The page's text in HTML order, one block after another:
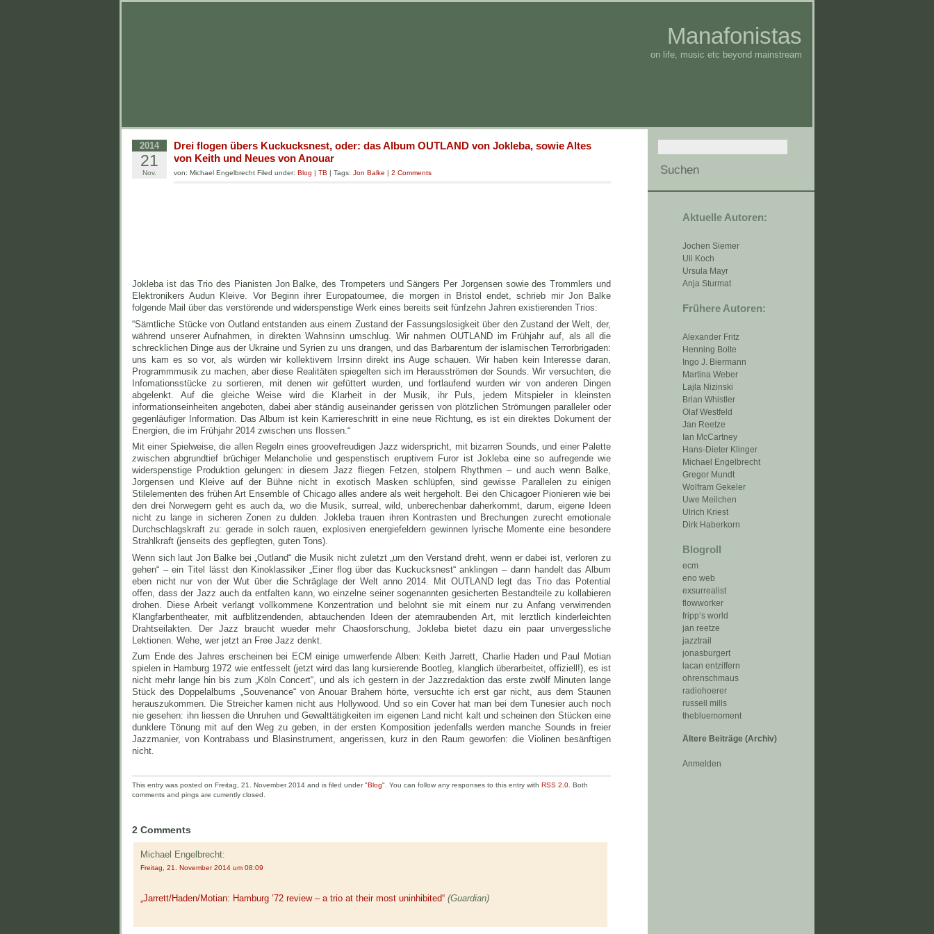
Manafonistas
on life, music etc beyond mainstream
Aktuelle Autoren:
Jochen Siemer
Uli Koch
Ursula Mayr
Anja Sturmat
Frühere Autoren:
Alexander Fritz
Henning Bolte
Ingo J. Biermann
Martina Weber
Lajla Nizinski
Brian Whistler
Olaf Westfeld
Jan Reetze
Ian McCartney
Hans-Dieter Klinger
Michael Engelbrecht
Gregor Mundt
Wolfram Gekeler
Uwe Meilchen
Ulrich Kriest
Dirk Haberkorn
Blogroll
ecm
eno web
exsurrealist
flowworker
fripp‘s world
jan reetze
jazztrail
jonasburgert
lacan entziffern
ohrenschmaus
radiohoerer
russell mills
thebluemoment
Ältere Beiträge (Archiv)
Anmelden
2014
21
Nov.
Drei flogen übers Kuckucksnest, oder: das Album OUTLAND von Jokleba, sowie Altes
von Keith und Neues von Anouar
von: Michael Engelbrecht Filed under: Blog | TB | Tags: Jon Balke | 2 Comments
Jokleba ist das Trio des Pianisten Jon Balke, des Trompeters und Sängers Per Jorgensen sowie des Trommlers und
Elektronikers Audun Kleive. Vor Beginn ihrer Europatournee, die morgen in Bristol endet, schrieb mir Jon Balke
folgende Mail über das verstörende und widerspenstige Werk eines bereits seit fünfzehn Jahren existierenden Trios:
“Sämtliche Stücke von Outland entstanden aus einem Zustand der Fassungslosigkeit über den Zustand der Welt, der,
während unserer Aufnahmen, in direkten Wahnsinn umschlug. Wir nahmen OUTLAND im Frühjahr auf, als all die
schrecklichen Dinge aus der Ukraine und Syrien zu uns drangen, und das Barbarentum der islamischen Terrorbrigaden:
uns kam es so vor, als würden wir kollektivem Irrsinn direkt ins Auge schauen. Wir haben kein Interesse daran,
Programmmusik zu machen, aber diese Realitäten spiegelten sich im Herausströmen der Sounds. Wir versuchten, die
Infomationsstücke zu sortieren, mit denen wir gefüttert wurden, und fortlaufend wurden wir von anderen Dingen
abgelenkt. Auf die gleiche Weise wird die Klarheit in der Musik, ihr Puls, jedem Mitspieler in kleinsten
informationseinheiten angeboten, dabei aber ständig auseinander gerissen von plötzlichen Strömungen paralleler oder
gegenläufiger Information. Das Album ist kein Karriereschritt in eine neue Richtung, es ist ein direktes Dokument der
Energien, die im Frühjahr 2014 zwischen uns flossen.“
Mit einer Spielweise, die allen Regeln eines groovefreudigen Jazz widerspricht, mit bizarren Sounds, und einer Palette
zwischen abgrundtief brüchiger Melancholie und gespenstisch eruptivem Furor ist Jokleba eine so aufregende wie
widerspenstige Produktion gelungen: in diesem Jazz fliegen Fetzen, stolpern Rhythmen – und auch wenn Balke,
Jorgensen und Kleive auf der Bühne nicht in exotisch Masken schlüpfen, sind gewisse Parallelen zu einigen
Stilelementen des frühen Art Ensemble of Chicago alles andere als weit hergeholt. Bei den Chicagoer Pionieren wie bei
den drei Norwegern geht es auch da, wo die Musik, surreal, wild, unberechenbar daherkommt, darum, eigene Ideen
nicht zu lange in sicheren Zonen zu dulden. Jokleba trauen ihren Kontrasten und Brechungen zurecht emotionale
Durchschlagskraft zu: gerade in solch rauen, explosiven energiefeldern gewinnen lyrische Momente eine besondere
Strahlkraft (jenseits des gepflegten, guten Tons).
Wenn sich laut Jon Balke bei „Outland“ die Musik nicht zuletzt „um den Verstand dreht, wenn er dabei ist, verloren zu
gehen“ – ein Titel lässt den Kinoklassiker „Einer flog über das Kuckucksnest“ anklingen – dann handelt das Album
eben nicht nur von der Wut über die Schräglage der Welt anno 2014. Mit OUTLAND legt das Trio das Potential
offen, dass der Jazz auch da entfalten kann, wo einzelne seiner sogenannten gesicherten Bestandteile zu kollabieren
drohen. Diese Arbeit verlangt vollkommene Konzentration und belohnt sie mit einem nur zu Anfang verwirrenden
Klangfarbentheater, mit aufblitzendenden, abtauchenden Ideen der atemraubenden Art, mit lerztlich kinderleichten
Drahtseilakten. Der Jazz braucht wueder mehr Chaosforschung, Jokleba bietet dazu ein paar unvergessliche
Lektionen. Wehe, wer jetzt an Free Jazz denkt.
Zum Ende des Jahres erscheinen bei ECM einige umwerfende Alben: Keith Jarrett, Charlie Haden und Paul Motian
spielen in Hamburg 1972 wie entfesselt (jetzt wird das lang kursierende Bootleg, klanglich überarbeitet, offiziell!), es ist
nicht mehr lange hin bis zum „Köln Concert“, und als ich gestern in der Jazzredaktion das erste zwölf Minuten lange
Stück des Doppelalbums „Souvenance“ von Anouar Brahem hörte, versuchte ich erst gar nicht, aus dem Staunen
herauszukommen. Die Streicher kamen nicht aus Hollywood. Und so ein Cover hat man bei dem Tunesier auch noch
nie gesehen: ihn liessen die Unruhen und Gewalttätigkeiten im eigenen Land nicht kalt und scheinen den Stücken eine
dunklere Tönung mit auf den Weg zu geben, in der ersten Komposition jedenfalls werden manche Sounds in freier
Jazzmanier, von Kontrabass und Blasinstrument, angerissen, kurz in den Raum geworfen: die Violinen besänftigen
nicht.
This entry was posted on Freitag, 21. November 2014 and is filed under "Blog". You can follow any responses to this entry with RSS 2.0. Both
comments and pings are currently closed.
2 Comments
Michael Engelbrecht:
Freitag, 21. November 2014 um 08:09
„Jarrett/Haden/Motian: Hamburg ’72 review – a trio at their most uninhibited“ (Guardian)